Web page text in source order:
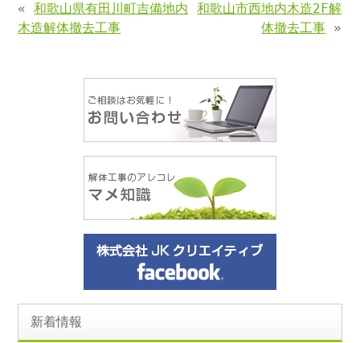
«和歌山県有田川町吉備地内
木造解体撤去工事
和歌山市西地内木造2F解
体撤去工事 »
新着情報